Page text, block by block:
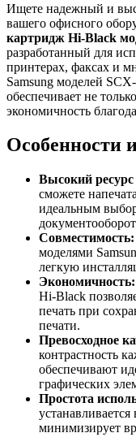
Ищете надежный и
вашего офисного
картридж Hi-Black
разработанный для
принтерах, факсах и
Samsung моделей
обеспечивает не
экономичность
Особенности
Высокий ресурс
сможете
идеальным
Совместимость:
моделями
легкую
Экономичность:
Hi-Black
печать при
печати.
Превосходное
контрастность
обеспечивают
графических
Простота
минимизирует